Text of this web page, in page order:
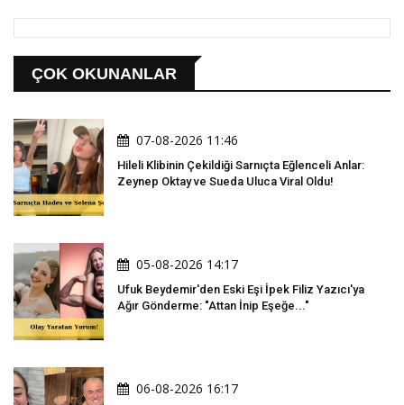
ÇOK OKUNANLAR
07-08-2026 11:46
Hileli Klibinin Çekildiği Sarnıçta Eğlenceli Anlar:
Zeynep Oktay ve Sueda Uluca Viral Oldu!
05-08-2026 14:17
Ufuk Beydemir'den Eski Eşi İpek Filiz Yazıcı'ya
Ağır Gönderme: "Attan İnip Eşeğe..."
06-08-2026 16:17